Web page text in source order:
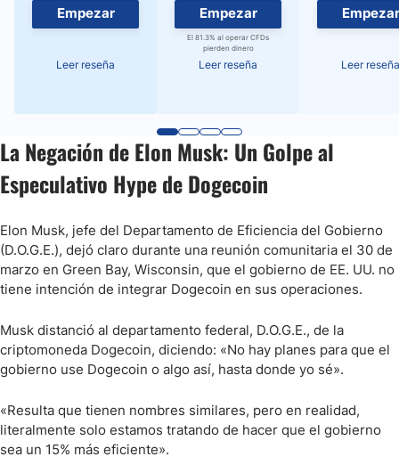
Empezar
Leer reseña
Empezar
El 81.3% al operar CFDs
pierden dinero
Leer reseña
Empezar
Leer reseña
La Negación de Elon Musk: Un Golpe al
Especulativo Hype de Dogecoin
Elon Musk, jefe del Departamento de Eficiencia del Gobierno
(D.O.G.E.), dejó claro durante una reunión comunitaria el 30 de
marzo en Green Bay, Wisconsin, que el gobierno de EE. UU. no
tiene intención de integrar Dogecoin en sus operaciones.
Musk distanció al departamento federal, D.O.G.E., de la
criptomoneda Dogecoin, diciendo: «No hay planes para que el
gobierno use Dogecoin o algo así, hasta donde yo sé».
«Resulta que tienen nombres similares, pero en realidad,
literalmente solo estamos tratando de hacer que el gobierno
sea un 15% más eficiente».